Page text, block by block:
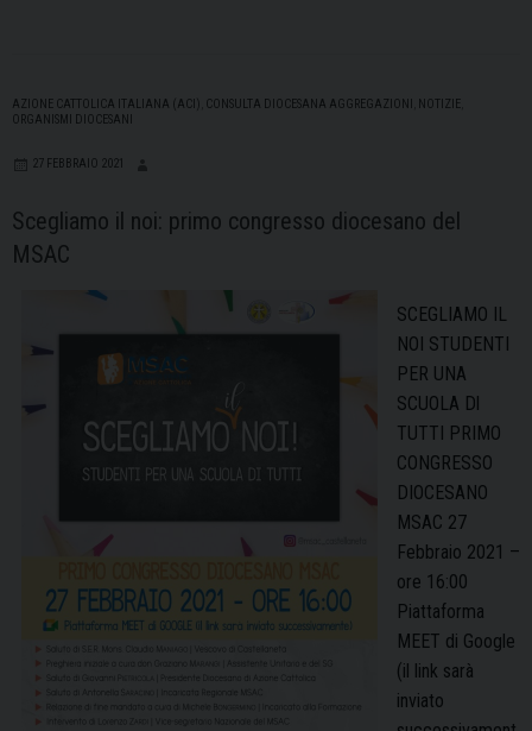
AZIONE CATTOLICA ITALIANA (ACI) CONSULTA DIOCESANA AGGREGAZIONI NOTIZIE
ORGANISMI DIOCESANI
27 FEBBRAIO 2021
Scegliamo il noi: primo congresso diocesano del
MSAC
SCEGLIAMO IL
NOI STUDENTI
PER UNA
SCUOLA Dl
TUTTI PRIMO
CONGRESSO
DIOCESANO
MSAC 27
Febbraio 2021 –
ore 16:00
Piattaforma
MEET di Google
(il link sarà
inviato